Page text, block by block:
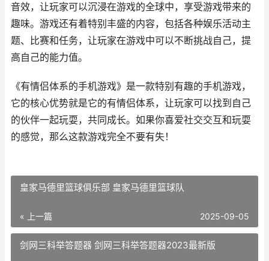
音效，让玩家可以沉浸在游戏的全球中，享受游戏带来的
趣味。游戏还有着特别丰盛的内容，包括各种娱乐活动主
题、比赛和任务，让玩家在游戏中可以不断挑战自己，提
高自己的能力值。
《有情侣体系的手机游戏》是一款特别有趣的手机游戏，
它的核心优势就是它的有情侣体系，让玩家可以找到自己
的伙伴一起玩耍，共同成长。如果你喜爱社交交互和玩耍
的感觉，那么这款游戏完全不要有失！
皇家马德里篮球俱乐部 皇家马德里篮球队
« 上一篇 2025-09-05
剑网三科举答题器 剑网三科举答题器2023最新版